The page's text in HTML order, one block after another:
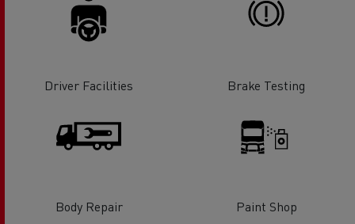
Driver Facilities Brake Testing
Body Repair Paint Shop